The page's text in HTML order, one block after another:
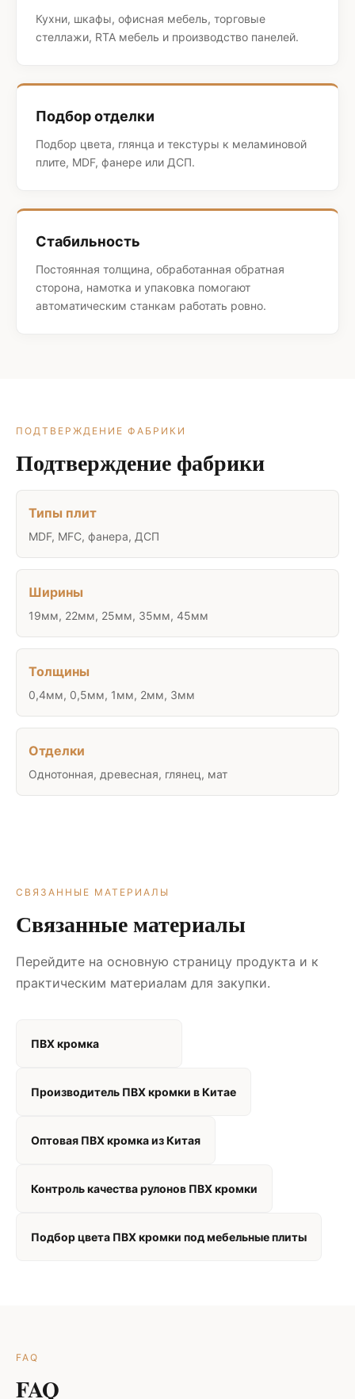
Кухни, шкафы, офисная мебель, торговые
стеллажи, RTA мебель и производство панелей.
Подбор отделки
Подбор цвета, глянца и текстуры к меламиновой
плите, MDF, фанере или ДСП.
Стабильность
Постоянная толщина, обработанная обратная
сторона, намотка и упаковка помогают
автоматическим станкам работать ровно.
ПОДТВЕРЖДЕНИЕ ФАБРИКИ
Подтверждение фабрики
Типы плит
MDF, MFC, фанера, ДСП
Ширины
19мм, 22мм, 25мм, 35мм, 45мм
Толщины
0,4мм, 0,5мм, 1мм, 2мм, 3мм
Отделки
Однотонная, древесная, глянец, мат
СВЯЗАННЫЕ МАТЕРИАЛЫ
Связанные материалы
Перейдите на основную страницу продукта и к
практическим материалам для закупки.
ПВХ кромка
Производитель ПВХ кромки в Китае
Оптовая ПВХ кромка из Китая
Контроль качества рулонов ПВХ кромки
Подбор цвета ПВХ кромки под мебельные плиты
FAQ
FAQ